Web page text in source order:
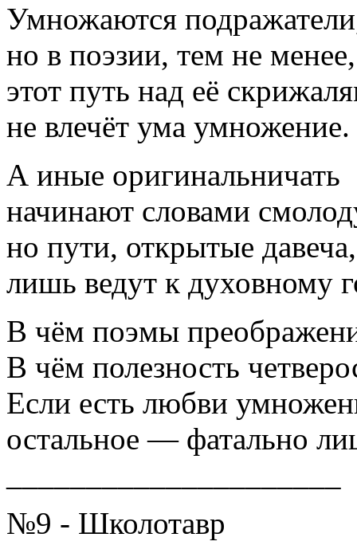
Умножаются
но в поэзии, тем не менее,
этот путь над её
не влечёт ума умножение.
А иные оригинальничать
начинают словами
но пути, открытые давеча,
лишь ведут к духовному
В чём поэмы
В чём полезность
Если есть любви
остальное — фатально
№9 - Школотавр